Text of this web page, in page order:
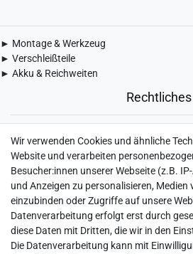
► Montage & Werkzeug
► Verschleißteile
► Akku & Reichweiten
Rechtliches
► Impressum
► Daten­schutz­erklärung
► AGB & Kundeninformation
► Barrierefreiheitserklärung
► Batterieentsorgung
► Kontakt
Mein Konto
Wir verwenden Cookies und ähnliche
Website und verarbeiten
Besucher:innen unserer Webseite (z.B.
und Anzeigen zu personalisieren,
einzubinden oder Zugriffe auf unsere
Datenverarbeitung erfolgt erst durch
diese Daten mit Dritten, die wir in den
Die Datenverarbeitung kann mit